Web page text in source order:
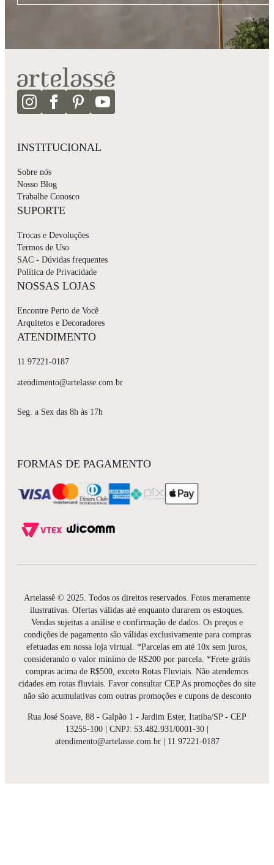
INSTITUCIONAL
Sobre nós
Nosso Blog
Trabalhe Conosco
SUPORTE
Trocas e Devoluções
Termos de Uso
SAC - Dúvidas frequentes
Política de Privacidade
NOSSAS LOJAS
Encontre Perto de Você
Arquitetos e Decoradores
ATENDIMENTO
11 97221-0187
atendimento@artelasse.com.br
Seg. a Sex das 8h às 17h
FORMAS DE PAGAMENTO
Artelassê © 2025. Todos os direitos reservados. Fotos meramente
ilustrativas. Ofertas válidas até enquanto durarem os estoques.
Vendas sujeitas a análise e confirmação de dados. Os preços e
condições de pagamento são válidas exclusivamente para compras
efetuadas em nossa loja virtual. *Parcelas em até 10x sem juros,
considerando o valor mínimo de R$200 por parcela. *Frete grátis
compras acima de R$500, exceto Rotas Fluviais. Não atendemos
cidades em rotas fluviais. Favor consultar CEP As promoções do site
não são acumulativas com outras promoções e cupons de desconto
Rua José Soave, 88 - Galpão 1 - Jardim Ester, Itatiba/SP - CEP
13255-100 | CNPJ: 53.482.931/0001-30 |
atendimento@artelasse.com.br | 11 97221-0187